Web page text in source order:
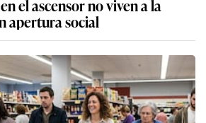
el ascensor no viven a la
apertura social